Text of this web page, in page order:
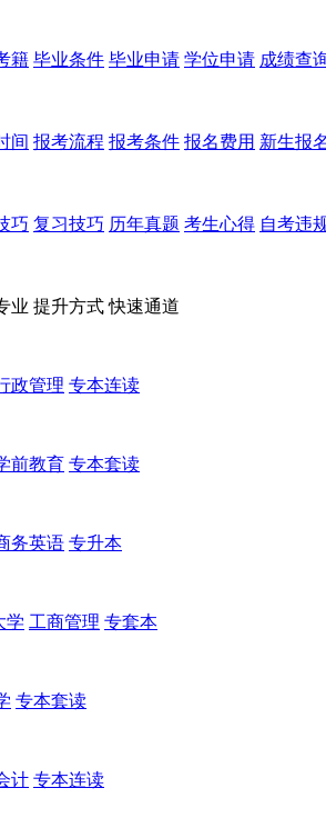
籍 毕业条件 毕业申请 学位申请 成绩查
间 报考流程 报考条件 报名费用 新生报
巧 复习技巧 历年真题 考生心得 自考违
业 提升方式 快速通道
政管理 专本连读
前教育 专本套读
务英语 专升本
学 工商管理 专套本
专本套读
计 专本连读